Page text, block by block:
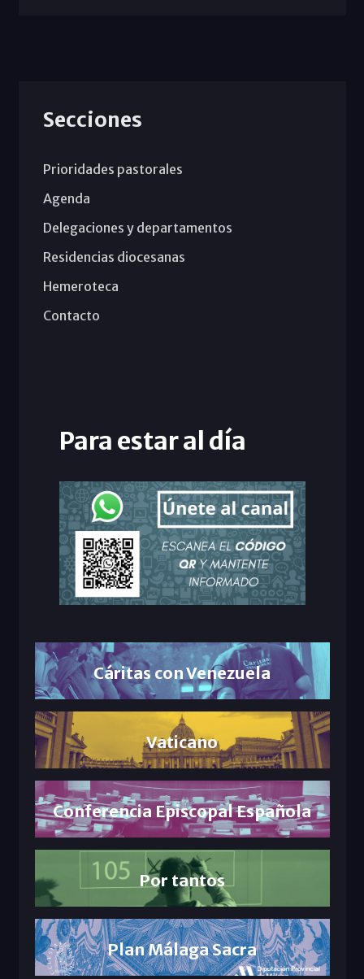
Secciones
Prioridades pastorales
Agenda
Delegaciones y departamentos
Residencias diocesanas
Hemeroteca
Contacto
Para estar al día
Cáritas con Venezuela
Vaticano
Conferencia Episcopal Española
Por tantos
Plan Málaga Sacra